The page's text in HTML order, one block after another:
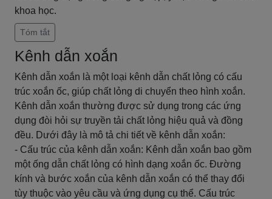
khoa học.
Tóm tắt
Kênh dẫn xoắn
Kênh dẫn xoắn là một loại kênh dẫn chất lỏng có cấu
trúc xoắn ốc, giúp chất lỏng di chuyển theo hình xoắn.
Kênh dẫn xoắn thường được sử dụng trong các ứng
dụng đòi hỏi sự truyền tải chất lỏng hiệu quả và đồng
đều. Dưới đây là mô tả chi tiết về kênh dẫn xoắn:
- Cấu trúc của kênh dẫn xoắn: Kênh dẫn xoắn bao gồm
một ống dẫn chất lỏng có hình dạng xoắn ốc. Đường
kính và bước xoắn của kênh dẫn xoắn có thể thay đổi
tùy thuộc vào yêu cầu và ứng dụng cụ thể. Cấu trúc